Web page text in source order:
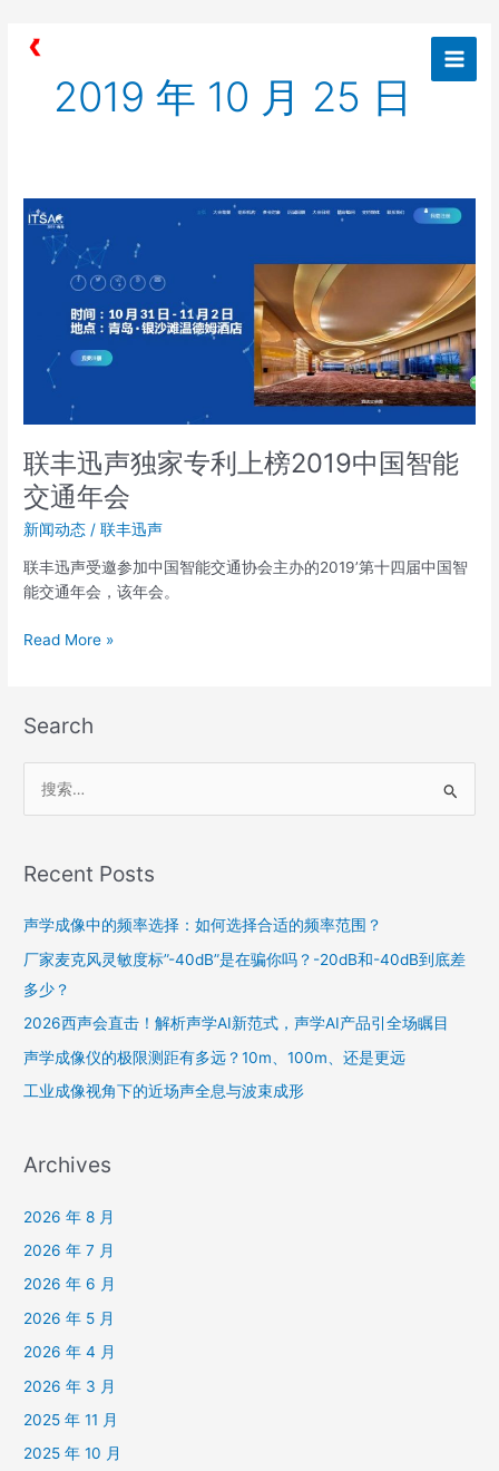
2019 年 10 月 25 日
联丰迅声独家专利上榜2019中国智能
交通年会
新闻动态 /联丰迅声
联丰迅声受邀参加中国智能交通协会主办的2019’第十四届中国智
能交通年会，该年会。
联
榜
2019
中
国
智
交
通
会
Read More »
Search
Recent Posts
声学成像中的频率选择：如何选择合适的频率范围？
厂家麦克风灵敏度标”-40dB”是在骗你吗？-20dB和-40dB到底差
多少？
2026西声会直击！解析声学AI新范式，声学AI产品引全场瞩目
声学成像仪的极限测距有多远？10m、100m、还是更远
工业成像视角下的近场声全息与波束成形
Archives
2026 年 8 月
2026 年 7 月
2026 年 6 月
2026 年 5 月
2026 年 4 月
2026 年 3 月
2025 年 11 月
2025 年 10 月